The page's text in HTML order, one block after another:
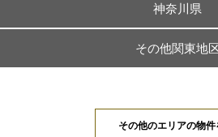
神奈川県
その他関東地
その他のエリアの物